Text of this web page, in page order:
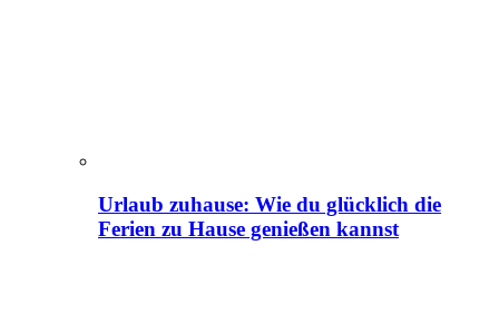
Urlaub zuhause: Wie du glücklich die
Ferien zu Hause genießen kannst